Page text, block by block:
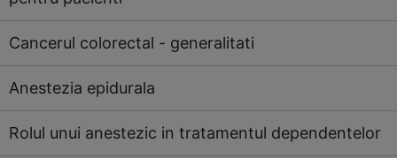
Cancerul colorectal - generalitati
Anestezia epidurala
Rolul unui anestezic in tratamentul dependentelor